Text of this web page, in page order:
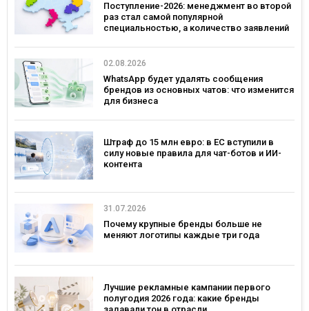
Поступление-2026: менеджмент во второй
раз стал самой популярной
специальностью, а количество заявлений
02.08.2026
WhatsApp будет удалять сообщения
брендов из основных чатов: что изменится
для бизнеса
Штраф до 15 млн евро: в ЕС вступили в
силу новые правила для чат-ботов и ИИ-
контента
31.07.2026
Почему крупные бренды больше не
меняют логотипы каждые три года
Лучшие рекламные кампании первого
полугодия 2026 года: какие бренды